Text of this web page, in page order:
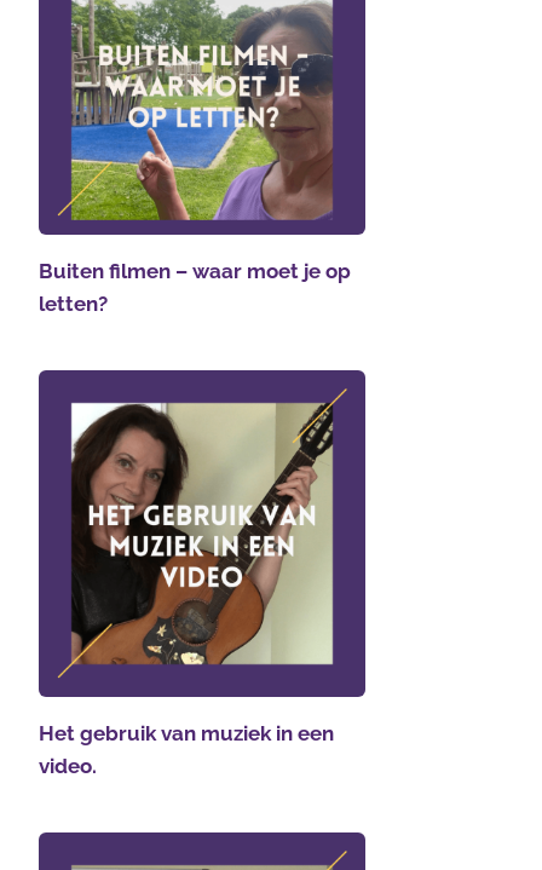
Buiten filmen – waar moet je op
letten?
Het gebruik van muziek in een
video.